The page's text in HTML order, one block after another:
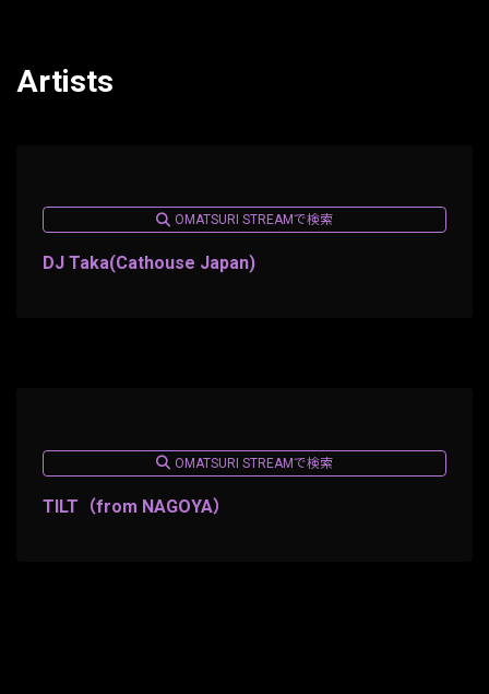
Artists
OMATSURI STREAMで検索
DJ Taka(Cathouse Japan)
OMATSURI STREAMで検索
TILT（from NAGOYA）